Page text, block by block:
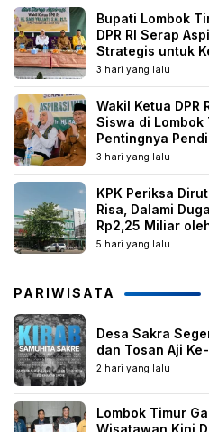
Bupati Lombok
DPR RI Serap
Strategis untuk
3 hari yang lalu
Wakil Ketua DPR
Siswa di Lombok
Pentingnya
Perkawinan Anak
3 hari yang lalu
KPK Periksa
Risa, Dalami
Rp2,25 Miliar
5 hari yang lalu
PARIWISATA
Desa Sakra
dan Tosan Aji
2 hari yang lalu
Lombok Timur
Wisatawan Kini